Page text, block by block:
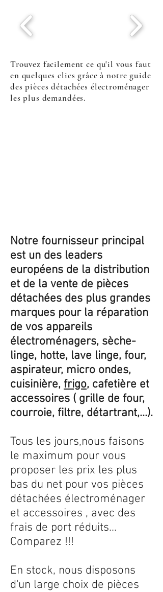
Trouvez facilement ce qu'il vous faut
en quelques clics grâce à notre guide
des pièces détachées électroménager
les plus demandées.
Notre fournisseur principal
est un des leaders
européens de la distribution
et de la vente de pièces
détachées des plus grandes
marques pour la réparation
de vos appareils
électroménagers, sèche-
linge, hotte, lave linge, four,
aspirateur, micro ondes,
cuisinière, frigo, cafetière et
accessoires ( grille de four,
courroie, filtre, détartrant,...).
Tous les jours,nous faisons
le maximum pour vous
proposer les prix les plus
bas du net pour vos pièces
détachées électroménager
et accessoires , avec des
frais de port réduits...
Comparez !!!
En stock, nous disposons
d'un large choix de pièces